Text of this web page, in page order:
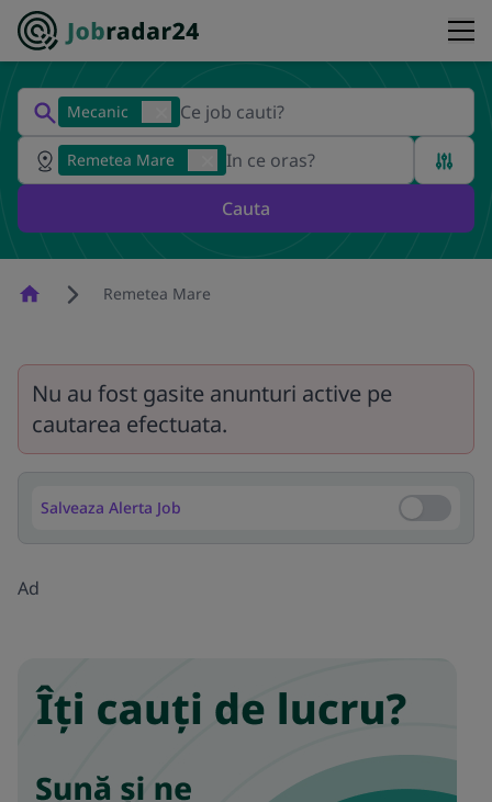
Mecanic
Remetea Mare
Cauta
HomepageRemetea Mare
Nu au fost gasite anunturi active pe
cautarea efectuata.
Salveaza Alerta Job Salveaza
Ad